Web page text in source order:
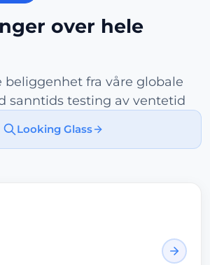
over hele
beliggenhet fra våre globale
sanntids testing av ventetid
Looking Glass